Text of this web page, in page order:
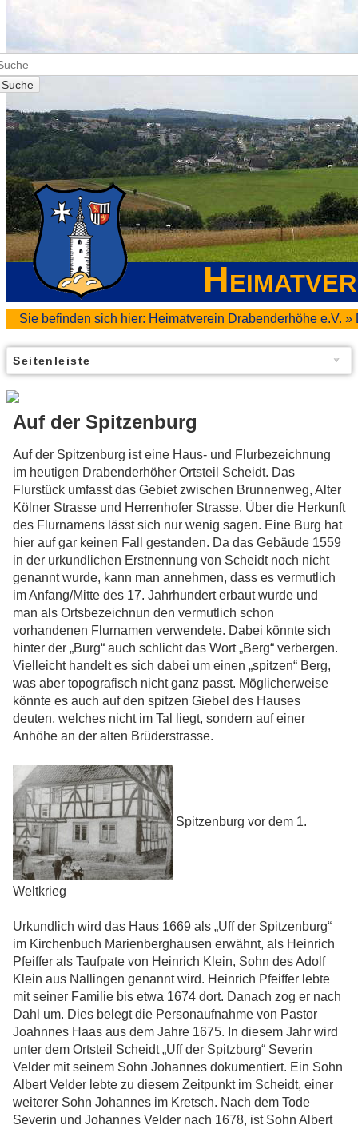
Suche
Sie befinden sich hier: Heimatverein Drabenderhöhe e.V. »
Seitenleiste
Auf der Spitzenburg
Auf der Spitzenburg ist eine Haus- und Flurbezeichnung
im heutigen Drabenderhöher Ortsteil Scheidt. Das
Flurstück umfasst das Gebiet zwischen Brunnenweg, Alter
Kölner Strasse und Herrenhofer Strasse. Über die Herkunft
des Flurnamens lässt sich nur wenig sagen. Eine Burg hat
hier auf gar keinen Fall gestanden. Da das Gebäude 1559
in der urkundlichen Erstnennung von Scheidt noch nicht
genannt wurde, kann man annehmen, dass es vermutlich
im Anfang/Mitte des 17. Jahrhundert erbaut wurde und
man als Ortsbezeichnun den vermutlich schon
vorhandenen Flurnamen verwendete. Dabei könnte sich
hinter der „Burg“ auch schlicht das Wort „Berg“ verbergen.
Vielleicht handelt es sich dabei um einen „spitzen“ Berg,
was aber topografisch nicht ganz passt. Möglicherweise
könnte es auch auf den spitzen Giebel des Hauses
deuten, welches nicht im Tal liegt, sondern auf einer
Anhöhe an der alten Brüderstrasse.
Spitzenburg vor dem 1.
Weltkrieg
Urkundlich wird das Haus 1669 als „Uff der Spitzenburg“
im Kirchenbuch Marienberghausen erwähnt, als Heinrich
Pfeiffer als Taufpate von Heinrich Klein, Sohn des Adolf
Klein aus Nallingen genannt wird. Heinrich Pfeiffer lebte
mit seiner Familie bis etwa 1674 dort. Danach zog er nach
Dahl um. Dies belegt die Personaufnahme von Pastor
Joahnnes Haas aus dem Jahre 1675. In diesem Jahr wird
unter dem Ortsteil Scheidt „Uff der Spitzburg“ Severin
Velder mit seinem Sohn Johannes dokumentiert. Ein Sohn
Albert Velder lebte zu diesem Zeitpunkt im Scheidt, einer
weiterer Sohn Johannes im Kretsch. Nach dem Tode
Severin und Johannes Velder nach 1678, ist Sohn Albert